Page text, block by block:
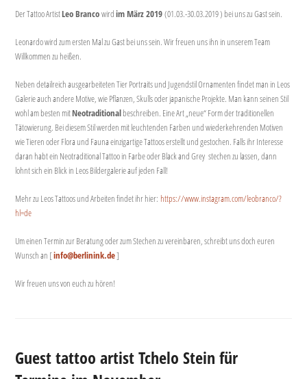
Der Tattoo ArtistLeo Brancowirdim März 2019(01.03.-30.03.2019 ) bei uns zu Gast sein.
Leonardo wird zum ersten Mal zu Gast bei uns sein. Wir freuen uns ihn in unserem Team
Willkommen zu heißen.
Neben detailreich ausgearbeiteten Tier Portraits und Jugendstil Ornamenten findet man in Leos
Galerie auch andere Motive, wie Pflanzen, Skulls oder japanische Projekte. Man kann seinen Stil
wohl am besten mitNeotraditionalbeschreiben. Eine Art „neue“ Form der traditionellen
Tätowierung. Bei diesem Stil werden mit leuchtenden Farben und wiederkehrenden Motiven
wie Tieren oder Flora und Fauna einzigartige Tattoos erstellt und gestochen. Falls ihr Interesse
daran habt ein Neotraditional Tattoo in Farbe oder Black and Grey stechen zu lassen, dann
lohnt sich ein Blick in Leos Bildergalerie auf jeden Fall!
Mehr zu Leos Tattoos und Arbeiten findet ihr hier: https://www.instagram.com/leobranco/?
hl=de
Um einen Termin zur Beratung oder zum Stechen zu vereinbaren, schreibt uns doch euren
Wunsch an [info@berlinink.de]
Wir freuen uns von euch zu hören!
Guest tattoo artist Tchelo Stein für